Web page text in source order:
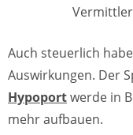
Auch steuerlich
Auswirkungen. Der
Hypoportwerde in
mehr aufbauen.